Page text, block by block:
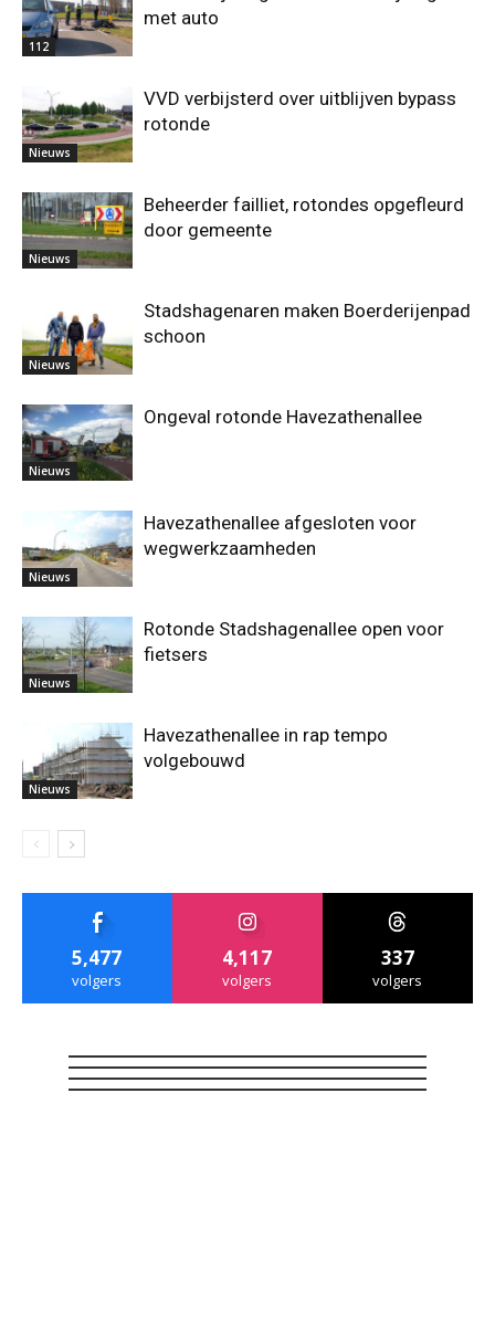
112
met auto
Nieuws
VVD verbijsterd over uitblijven bypass
rotonde
Nieuws
Beheerder failliet, rotondes opgefleurd
door gemeente
Nieuws
Stadshagenaren maken Boerderijenpad
schoon
Nieuws
Ongeval rotonde Havezathenallee
Nieuws
Havezathenallee afgesloten voor
wegwerkzaamheden
Nieuws
Rotonde Stadshagenallee open voor
fietsers
Nieuws
Havezathenallee in rap tempo
volgebouwd
5,477
volgers
4,117
volgers
337
volgers